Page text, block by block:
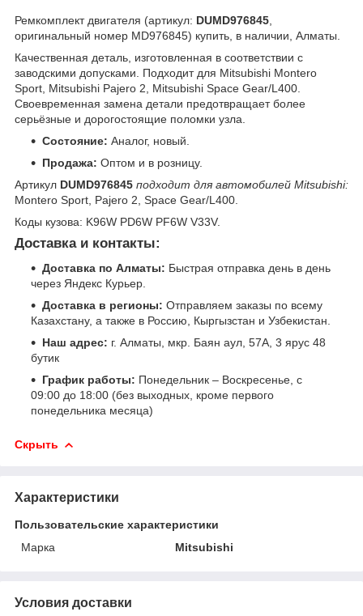
Ремкомплект двигателя (артикул: DUMD976845
оригинальный номер MD976845) купить, в наличии, Алматы.
Качественная деталь, изготовленная в соответствии с
заводскими допусками. Подходит для Mitsubishi Montero
Sport, Mitsubishi Pajero 2, Mitsubishi Space Gear/L400.
Своевременная замена детали предотвращает более
серьёзные и дорогостоящие поломки узла.
Состояние: Аналог, новый.
Продажа: Оптом и в розницу.
Артикул DUMD976845 подходит для автомобилей Mitsubishi:
Montero Sport, Pajero 2, Space Gear/L400.
Коды кузова: K96W PD6W PF6W V33V.
Доставка и контакты:
Доставка по Алматы: Быстрая отправка день в день
через Яндекс Курьер.
Доставка в регионы: Отправляем заказы по всему
Казахстану, а также в Россию, Кыргызстан и Узбекистан.
Наш адрес: г. Алматы, мкр. Баян аул, 57А, 3 ярус 48
бутик
График работы: Понедельник – Воскресенье, с
09:00 до 18:00 (без выходных, кроме первого
понедельника месяца)
Скрыть
Характеристики
Пользовательские характеристики
Марка
Mitsubishi
Условия доставки